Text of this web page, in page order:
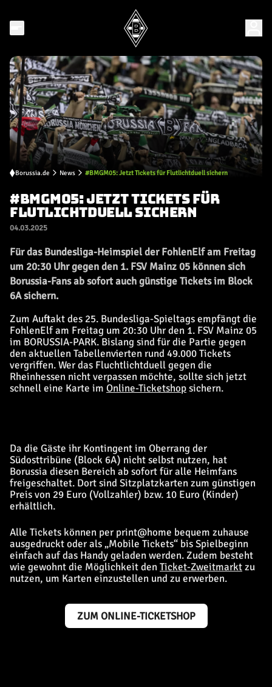
Borussia.de News #BMGM05: Jetzt Tickets für Flutlichtduell sichern
#BMGM05: JETZT TICKETS FÜR
FLUTLICHTDUELL SICHERN
04.03.2025
Für das Bundesliga-Heimspiel der FohlenElf am Freitag
um 20:30 Uhr gegen den 1. FSV Mainz 05 können sich
Borussia-Fans ab sofort auch günstige Tickets im Block
6A sichern.
Zum Auftakt des 25. Bundesliga-Spieltags empfängt die
FohlenElf am Freitag um 20:30 Uhr den 1. FSV Mainz 05
im BORUSSIA-PARK. Bislang sind für die Partie gegen
den aktuellen Tabellenvierten rund 49.000 Tickets
vergriffen. Wer das Fluchtlichtduell gegen die
Rheinhessen nicht verpassen möchte, sollte sich jetzt
schnell eine Karte im Online-Ticketshopsichern.
Da die Gäste ihr Kontingent im Oberrang der
Südosttribüne (Block 6A) nicht selbst nutzen, hat
Borussia diesen Bereich ab sofort für alle Heimfans
freigeschaltet. Dort sind Sitzplatzkarten zum günstigen
Preis von 29 Euro (Vollzahler) bzw. 10 Euro (Kinder)
erhältlich.
Alle Tickets können per print@home bequem zuhause
ausgedruckt oder als „Mobile Tickets“ bis Spielbeginn
einfach auf das Handy geladen werden. Zudem besteht
wie gewohnt die Möglichkeit denTicket-Zweitmarktzu
nutzen, um Karten einzustellen und zu erwerben.
ZUM ONLINE-TICKETSHOP